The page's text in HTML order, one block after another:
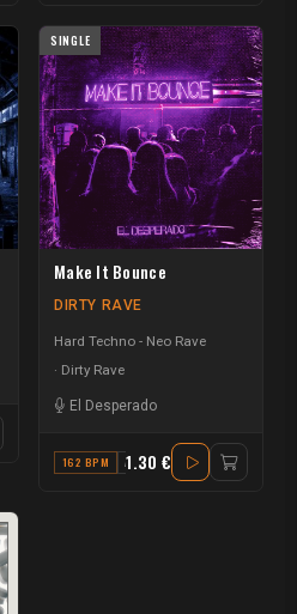
SINGLE
Make It Bounce
DIRTY RAVE
Hard Techno - Neo Rave
Dirty Rave
El Desperado
162 BPM A1.30 €